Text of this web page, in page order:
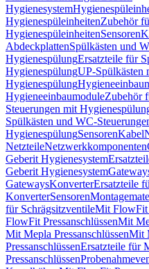
Hygienesystem
HygienespüleinheitenZubehör
HygienespüleinheitenSensoren
AbdeckplattenSpülkästen und
HygienespülungErsatzteile für
HygienespülungUP-Spülkästen
Hygienespülung
HygieneeinbaumoduleZubehör
Steuerungen mit
Spülkästen und WC-
HygienespülungSensorenKabel
NetzteileNetzwerkkomponenten
Geberit Hygienesystem
Geberit Hygienesystem
GatewaysKonverterErsatzteile
KonverterSensoren
für SchrägsitzventileMit FlowFit
FlowFit PressanschlüssenMit
Mit Mepla PressanschlüssenMit
PressanschlüssenErsatzteile für
Pressanschlüssen